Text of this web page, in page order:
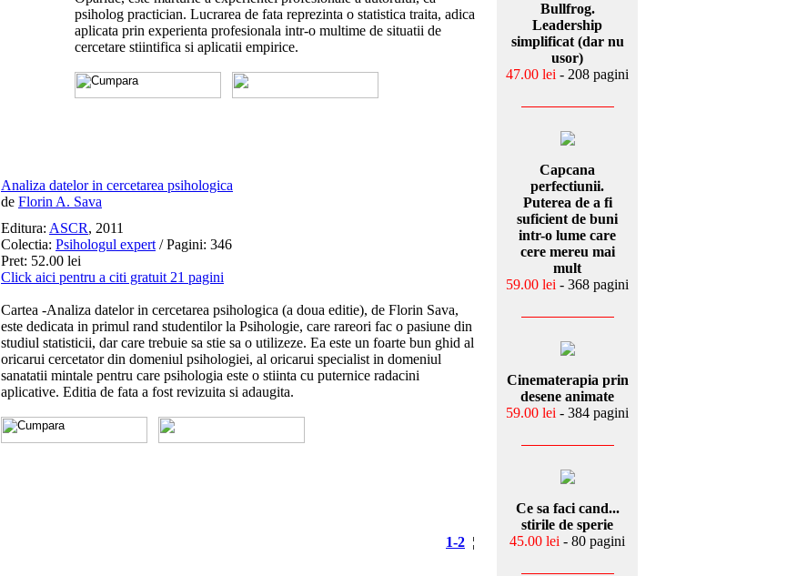
psiholog practician. Lucrarea de fata reprezinta o statistica traita, adica
aplicata prin experienta profesionala intr‑o multime de situatii de
cercetare stiintifica si aplicatii empirice.
Analiza datelor in cercetarea psihologica
de Florin A. Sava
Editura: ASCR, 2011
Colectia: Psihologul expert / Pagini: 346
Pret: 52.00 lei
Click aici pentru a citi gratuit 21 pagini
Cartea -Analiza datelor in cercetarea psihologica (a doua editie), de Florin Sava,
este dedicata in primul rand studentilor la Psihologie, care rareori fac o pasiune din
studiul statisticii, dar care trebuie sa stie sa o utilizeze. Ea este un foarte bun ghid al
oricarui cercetator din domeniul psihologiei, al oricarui specialist in domeniul
sanatatii mintale pentru care psihologia este o stiinta cu puternice radacini
aplicative. Editia de fata a fost revizuita si adaugita.
1-2 ¦
Bullfrog.
Leadership
simplificat (dar nu
usor)
47.00 lei - 208 pagini
Capcana
perfectiunii.
Puterea de a fi
suficient de buni
intr-o lume care
cere mereu mai
mult
59.00 lei - 368 pagini
Cinematerapia prin
desene animate
59.00 lei - 384 pagini
Ce sa faci cand...
stirile de sperie
45.00 lei - 80 pagini